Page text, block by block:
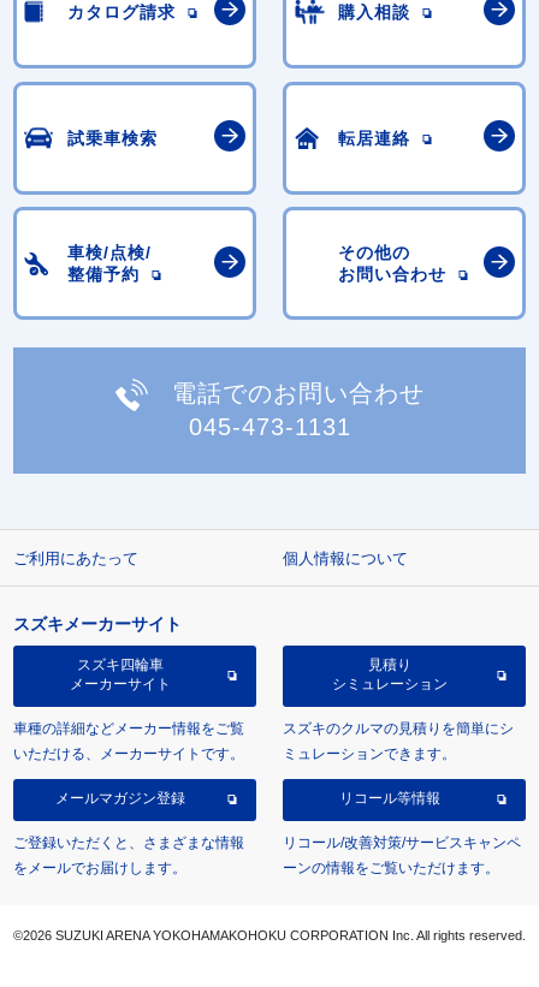
カタログ請求 購入相談
試乗車検索 転居連絡
車検/点検/
整備予約
その他の
お問い合わせ
電話でのお問い合わせ
045-473-1131
ご利用にあたって 個人情報について
スズキメーカーサイト
スズキ四輪車
メーカーサイト
車種の詳細などメーカー情報をご覧
いただける、メーカーサイトです。
見積り
シミュレーション
スズキのクルマの見積りを簡単にシ
ミュレーションできます。
メールマガジン登録
ご登録いただくと、さまざまな情報
をメールでお届けします。
リコール等情報
リコール/改善対策/サービスキャンペ
ーンの情報をご覧いただけます。
©2026 SUZUKI ARENA YOKOHAMAKOHOKU CORPORATION Inc. All rights reserved.